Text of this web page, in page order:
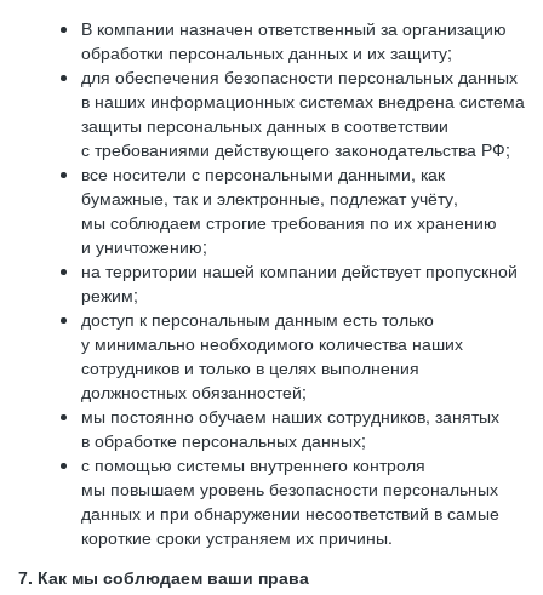
В компании назначен ответственный за организацию
обработки персональных данных и их защиту;
для обеспечения безопасности персональных данных
в наших информационных системах внедрена система
защиты персональных данных в соответствии
с требованиями действующего законодательства РФ;
все носители с персональными данными, как
бумажные, так и электронные, подлежат учёту,
мы соблюдаем строгие требования по их хранению
и уничтожению;
на территории нашей компании действует пропускной
режим;
доступ к персональным данным есть только
у минимально необходимого количества наших
сотрудников и только в целях выполнения
должностных обязанностей;
мы постоянно обучаем наших сотрудников, занятых
в обработке персональных данных;
с помощью системы внутреннего контроля
мы повышаем уровень безопасности персональных
данных и при обнаружении несоответствий в самые
короткие сроки устраняем их причины.
7. Как мы соблюдаем ваши права